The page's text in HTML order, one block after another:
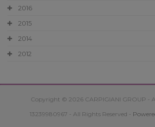
2016
2015
2014
2012
Copyright © 2026 CARPIGIANI GROUP -
13239980967 - All Rights Reserved -